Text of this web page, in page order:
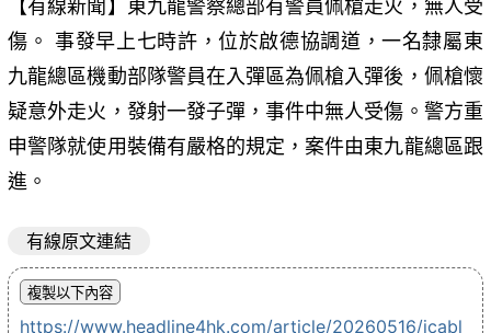
【有線新聞】東九龍警察總部有警員佩槍走火，無人受
傷。 事發早上七時許，位於啟德協調道，一名隸屬東
九龍總區機動部隊警員在入彈區為佩槍入彈後，佩槍懷
疑意外走火，發射一發子彈，事件中無人受傷。警方重
申警隊就使用裝備有嚴格的規定，案件由東九龍總區跟
進。
有線原文連結
https://www.headline4hk.com/article/20260516/icabl